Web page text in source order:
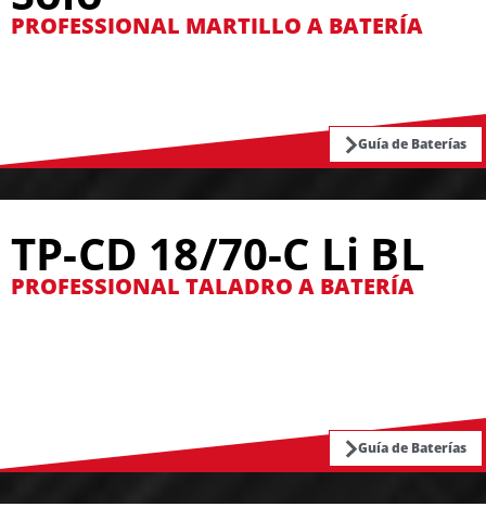
PROFESSIONAL MARTILLO A BATERÍA
Guía de Baterías
TP-CD 18/70-C Li BL
PROFESSIONAL TALADRO A BATERÍA
Guía de Baterías